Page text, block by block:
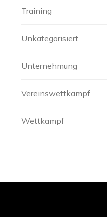
Training
Unkategorisiert
Unternehmung
Vereinswettkampf
Wettkampf